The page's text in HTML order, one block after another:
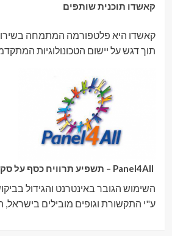
קאשדו תוכנית שותפים
קאשדו היא פלטפורמה המתמחה
תוך דגש על יישום הטכונולוגיות
השימוש הגובר באינטרנט והגידול
ע"י התקשורת וגופים מובילים בישראל,